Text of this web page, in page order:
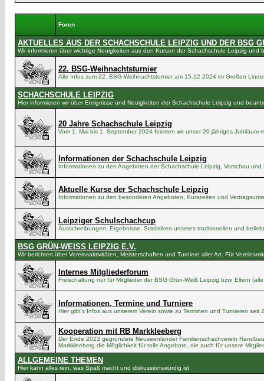
Foren
AKTUELLES AUS DER SCHACHSCHULE LEIPZIG UND DER BSG
Wir informieren über wichtige Neuigkeiten aus den Kursen der Schachschule Leipzig
22. BSG-Weihnachtsturnier
Alle Infos zum 22. BSG-Weihnachtsturnier am 15.12.2024 im Großen
SCHACHSCHULE LEIPZIG
Hier informieren wir über Ereignisse und Neuigkeiten der Schachschule Leipzig und
20 Jahre Schachschule Leipzig
Vom 1. Mai bis 1. September 2024 feierten wir unser 20-jähriges Jubiläum
Informationen der Schachschule Leipzig
Informationen zu den Angeboten der Schachschule Leipzig, Vorschau und
Aktuelle Kurse der Schachschule Leipzig
Informationen zu den besonderen Angeboten, Kurszeiten und
Leipziger Schulschachcup
Ausschreibungen, Ergebnisse, Statistiken unseres traditionellen und
BSG GRÜN-WEISS LEIPZIG E.V.
Wir berichten über Vereinsaktivitäten, Meisterschaften und Turniere aller Art. Für
Internes Mitgliederforum
Freischaltung nur für Mitglieder der BSG Grün-Weiß Leipzig bzw. Eltern
Informationen, Termine und Turniere
Hier gibt's Infos aus unserem Verein sowie zu Terminen und Turnieren seit
Kooperation mit RB Markkleeberg
Der Ende 2023 gegründete Neuseenländer Familienschachverein
Markkleeberg die Möglichkeit für tolle Angebote, die auch für unsere
ALLGEMEINE THEMEN
Hier kann alles rein, was Spaß macht und diskussionswürdig ist